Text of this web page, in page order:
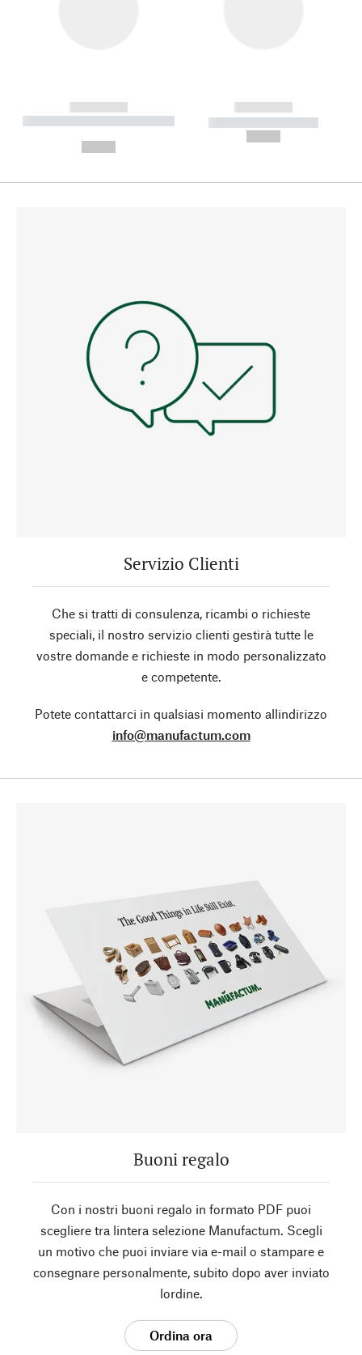
------------
----------- ----------- --------
------------
----------- -----------
Servizio Clienti
Che si tratti di consulenza, ricambi o richieste
speciali, il nostro servizio clienti gestirà tutte le
vostre domande e richieste in modo personalizzato
e competente.
Potete contattarci in qualsiasi momento allindirizzo
info@manufactum.com
Buoni regalo
Con i nostri buoni regalo in formato PDF puoi
scegliere tra lintera selezione Manufactum. Scegli
un motivo che puoi inviare via e-mail o stampare e
consegnare personalmente, subito dopo aver inviato
lordine.
Ordina ora